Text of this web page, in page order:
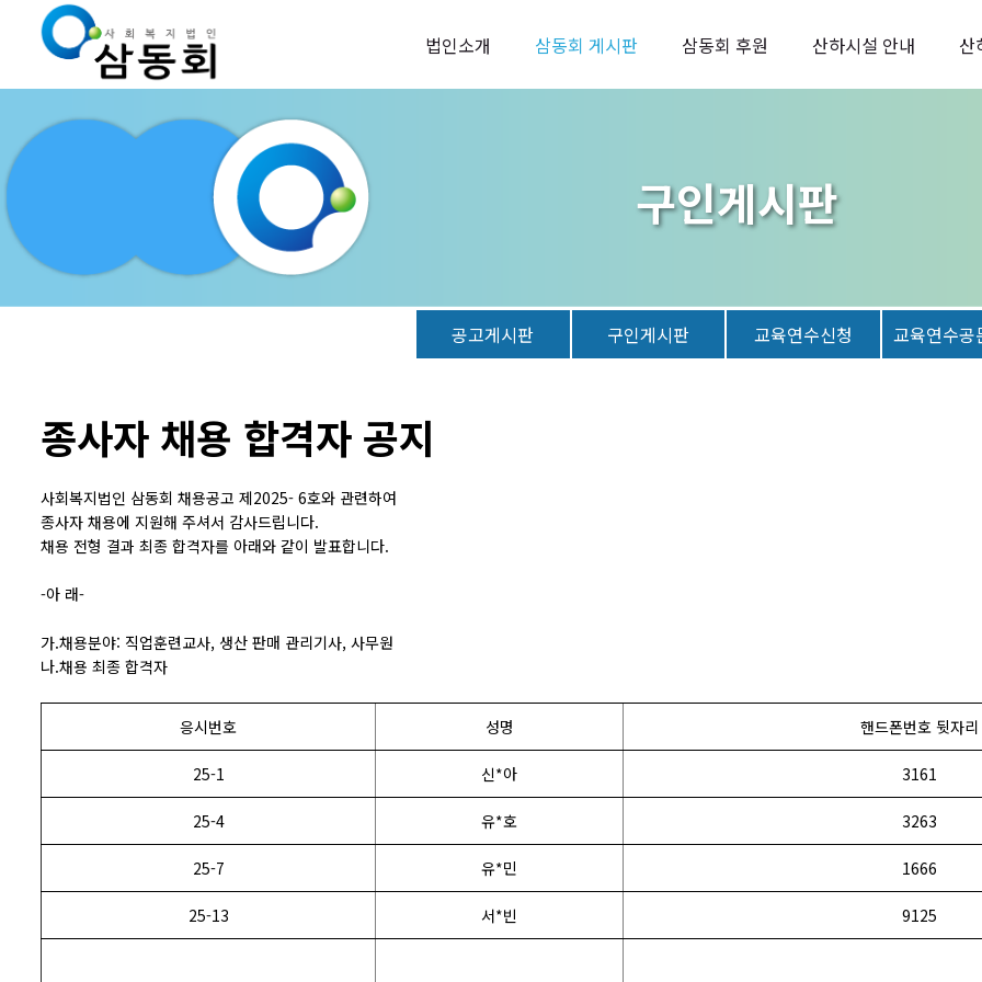
법인소개 삼동회 게시판 삼동회 후원 산하시설 안내 산
구인게시판
공고게시판 구인게시판 교육연수신청 교육연수공
종사자 채용 합격자 공지
사회복지법인 삼동회 채용공고 제2025- 6호와 관련하여
종사자 채용에 지원해 주셔서 감사드립니다.
채용 전형 결과 최종 합격자를 아래와 같이 발표합니다.
-아 래-
가.채용분야: 직업훈련교사, 생산 판매 관리기사, 사무원
나.채용 최종 합격자
응시번호 성명 핸드폰번호 뒷자리
25-1 신*아 3161
25-4 유*호 3263
25-7 유*민 1666
25-13 서*빈 9125